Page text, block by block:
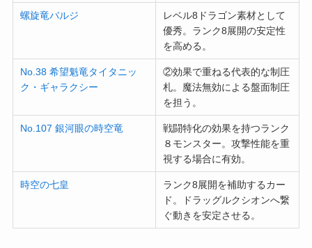
螺旋竜バルジ
レベル8ドラゴン素材として
優秀。ランク8展開の安定性
を高める。
No.38 希望魁竜タイタニッ
ク・ギャラクシー
②効果で重ねる代表的な制圧
札。魔法無効による盤面制圧
を担う。
No.107 銀河眼の時空竜
戦闘特化の効果を持つランク
８モンスター。攻撃性能を重
視する場合に有効。
時空の七皇
ランク8展開を補助するカー
ド。ドラッグルクシオンへ繋
ぐ動きを安定させる。